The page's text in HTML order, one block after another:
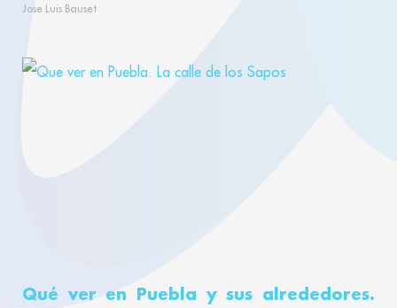
Jose Luis Bauset
Qué ver en Puebla y sus alrededores.